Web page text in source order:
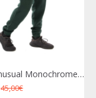
Bee Unusual Monochrome Sweatpants Πράσινο
45,00€